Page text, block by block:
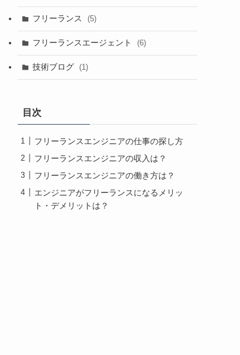
フリーランス (5)
フリーランスエージェント (6)
技術ブログ (1)
目次
フリーランスエンジニアの仕事の探し方
フリーランスエンジニアの収入は？
フリーランスエンジニアの働き方は？
エンジニアがフリーランスになるメリッ
ト・デメリットは？